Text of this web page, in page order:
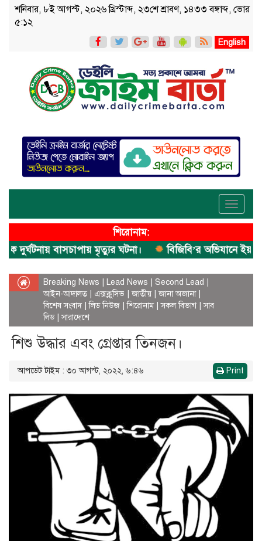
শনিবার, ৮ই আগস্ট, ২০২৬ খ্রিস্টাব্দ, ২৩শে শ্রাবণ, ১৪৩৩ বঙ্গাব্দ, ভোর
৫:১২
English
Toggle
শিরোনাম:
বাসচাপায় মৃত্যুর ঘটনা।
বিজিবি’র অভিযানে ইয়াবা
Breaking News Lead News Second Lead
আইন-আদালত
এক্সক্লুসিভ |জাতীয় |জানা অজানা|
বিশেষ সংবাদ|লিড নিউজ |শিরোনাম|সকল বিভাগ|সাব
লিড|সারাদেশে
শিশু উদ্ধার এবং গ্রেপ্তার তিনজন।
আপডেট টাইম : ৩০ আগস্ট, ২০২২, ৬:৪৬ Print